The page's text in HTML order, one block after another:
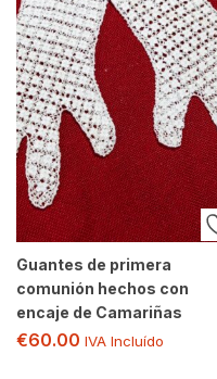
Guantes de primera
comunión hechos con
encaje de Camariñas
€60.00 IVA Incluído